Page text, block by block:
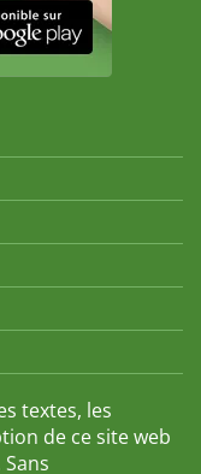
textes, les
de ce site web